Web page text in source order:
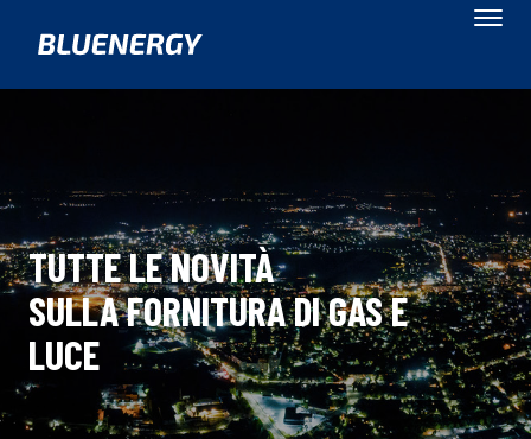
TUTTE LE NOVITÀ
SULLA FORNITURA DI GAS E
LUCE